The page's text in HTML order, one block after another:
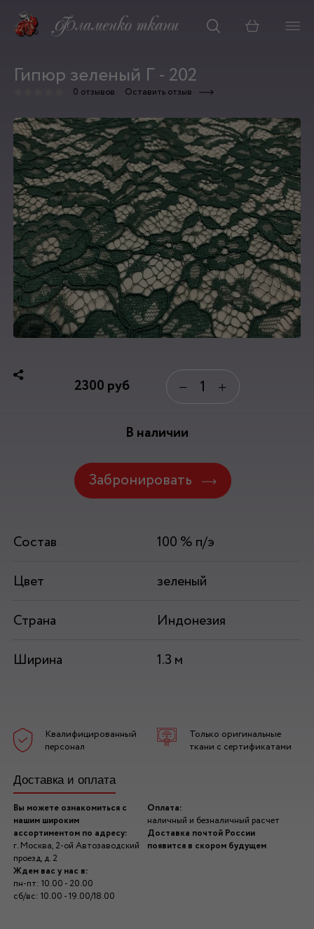
Корзина
Гипюр зеленый Г - 202
0 отзывов Оставить отзыв
2300 руб − +
В наличии
Забронировать
Состав
100 % п/э
Цвет
зеленый
Страна
Индонезия
Ширина
1.3 м
Квалифицированный
персонал
Только оригинальные
ткани с сертификатами
Доставка и оплата
Вы можете ознакомиться с
нашим широким
ассортиментом по адресу:
г. Москва, 2-ой Автозаводский
проезд, д. 2
Ждем вас у нас в:
пн-пт: 10.00 - 20.00
сб/вс: 10.00 - 19.00/18.00
Оплата:
наличный и безналичный расчет
Доставка почтой России
появится в скором будущем